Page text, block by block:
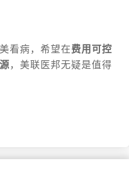
看病，希望在费用可控
，美联医邦无疑是值得